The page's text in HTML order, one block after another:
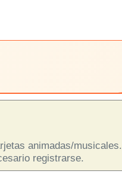
animadas/musicales.
registrarse.